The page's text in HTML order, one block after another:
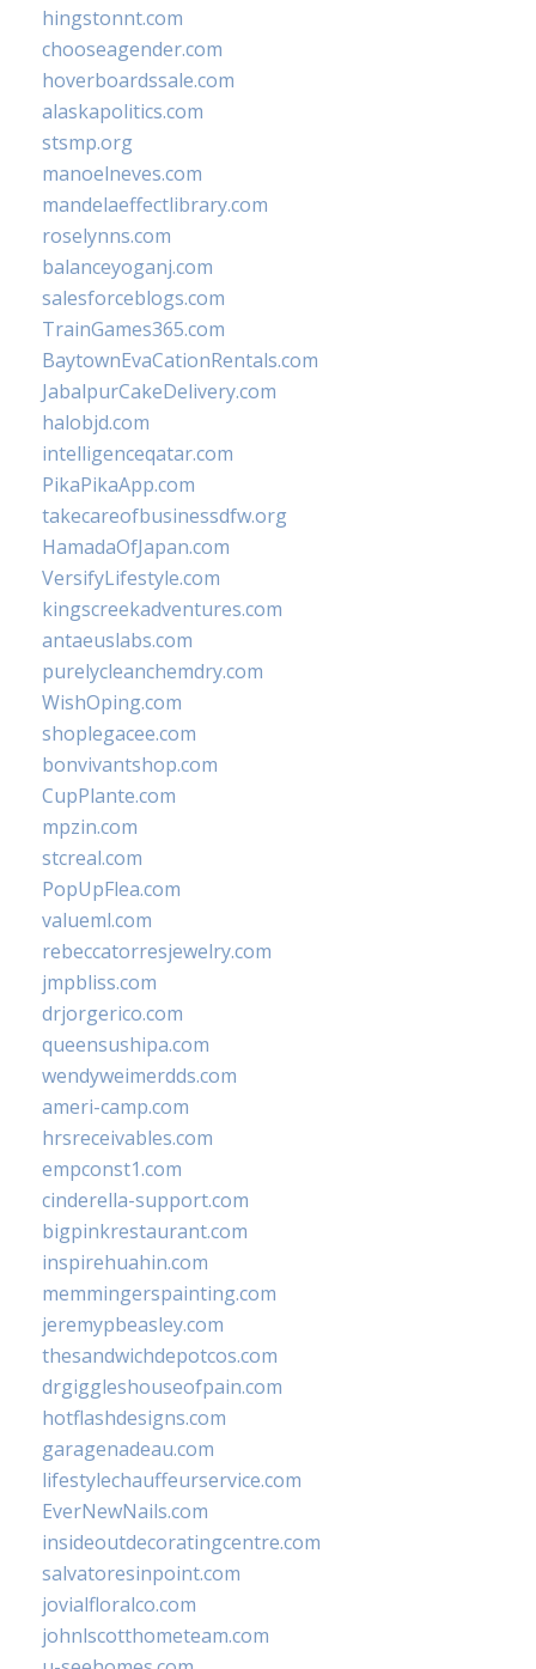
hingstonnt.com
chooseagender.com
hoverboardssale.com
alaskapolitics.com
stsmp.org
manoelneves.com
mandelaeffectlibrary.com
roselynns.com
balanceyoganj.com
salesforceblogs.com
TrainGames365.com
BaytownEvaCationRentals.com
JabalpurCakeDelivery.com
halobjd.com
intelligenceqatar.com
PikaPikaApp.com
takecareofbusinessdfw.org
HamadaOfJapan.com
VersifyLifestyle.com
kingscreekadventures.com
antaeuslabs.com
purelycleanchemdry.com
WishOping.com
shoplegacee.com
bonvivantshop.com
CupPlante.com
mpzin.com
stcreal.com
PopUpFlea.com
valueml.com
rebeccatorresjewelry.com
jmpbliss.com
drjorgerico.com
queensushipa.com
wendyweimerdds.com
ameri-camp.com
hrsreceivables.com
empconst1.com
cinderella-support.com
bigpinkrestaurant.com
inspirehuahin.com
memmingerspainting.com
jeremypbeasley.com
thesandwichdepotcos.com
drgiggleshouseofpain.com
hotflashdesigns.com
garagenadeau.com
lifestylechauffeurservice.com
EverNewNails.com
insideoutdecoratingcentre.com
salvatoresinpoint.com
jovialfloralco.com
johnlscotthometeam.com